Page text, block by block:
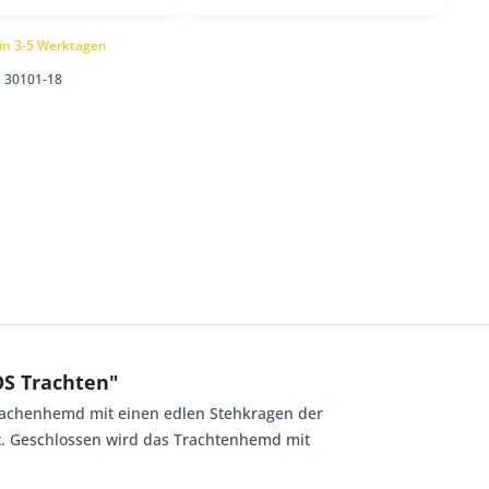
3-5 Werktagen
30101-18
Trachten"
mit einen edlen Stehkragen der
wird das Trachtenhemd mit